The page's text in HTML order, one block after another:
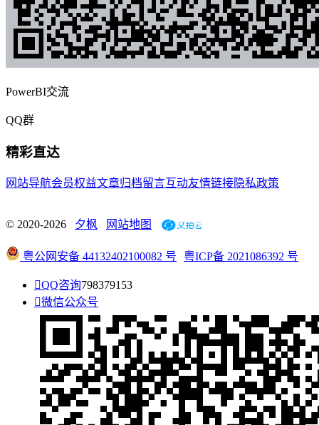
PowerBI交流
QQ群
精彩直达
网站导航会员权益文章归档留言互动友情链接隐私政策
© 2020-2026 夕枫 网站地图
粤公网安备 44132402100082 号 粤ICP备 2021086392 号
QQ咨询798379153
微信公众号